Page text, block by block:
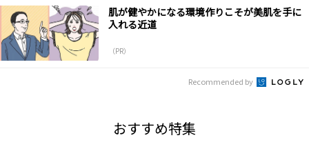
肌が健やかになる環境作りこそが美肌を手に
入れる近道
（PR）
Recommended by
おすすめ特集